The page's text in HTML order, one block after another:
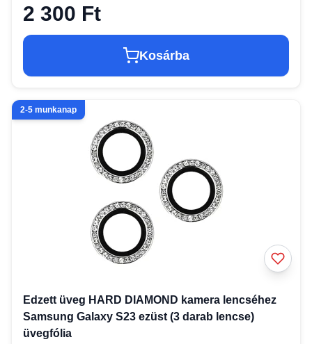
2 300 Ft
Kosárba
2-5 munkanap
Edzett üveg HARD DIAMOND kamera lencséhez
Samsung Galaxy S23 ezüst (3 darab lencse)
üvegfólia